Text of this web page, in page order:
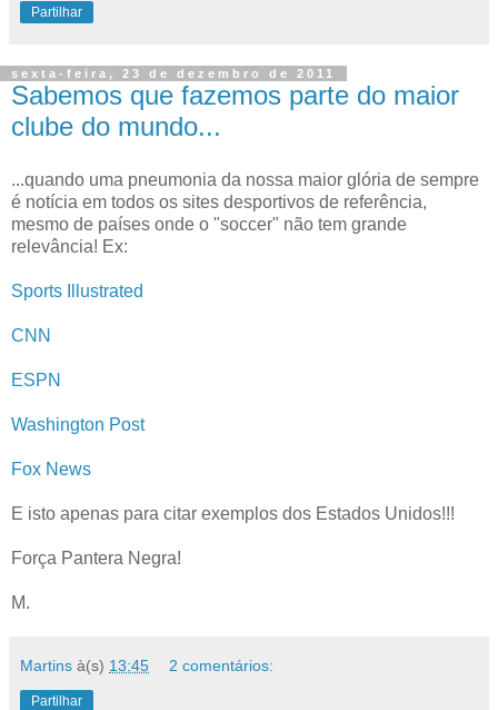
Partilhar
sexta-feira, 23 de dezembro de 2011
Sabemos que fazemos parte do maior
clube do mundo...
...quando uma pneumonia da nossa maior glória de sempre
é notícia em todos os sites desportivos de referência,
mesmo de países onde o "soccer" não tem grande
relevância! Ex:
Sports Illustrated
CNN
ESPN
Washington Post
Fox News
E isto apenas para citar exemplos dos Estados Unidos!!!
Força Pantera Negra!
M.
Martins à(s) 13:45 2 comentários:
Partilhar